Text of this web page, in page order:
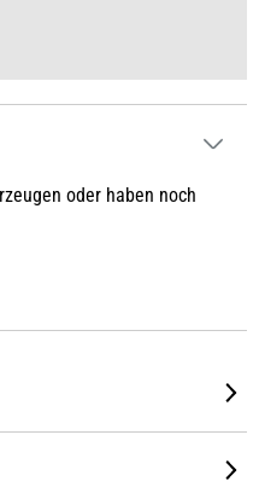
oder haben noch